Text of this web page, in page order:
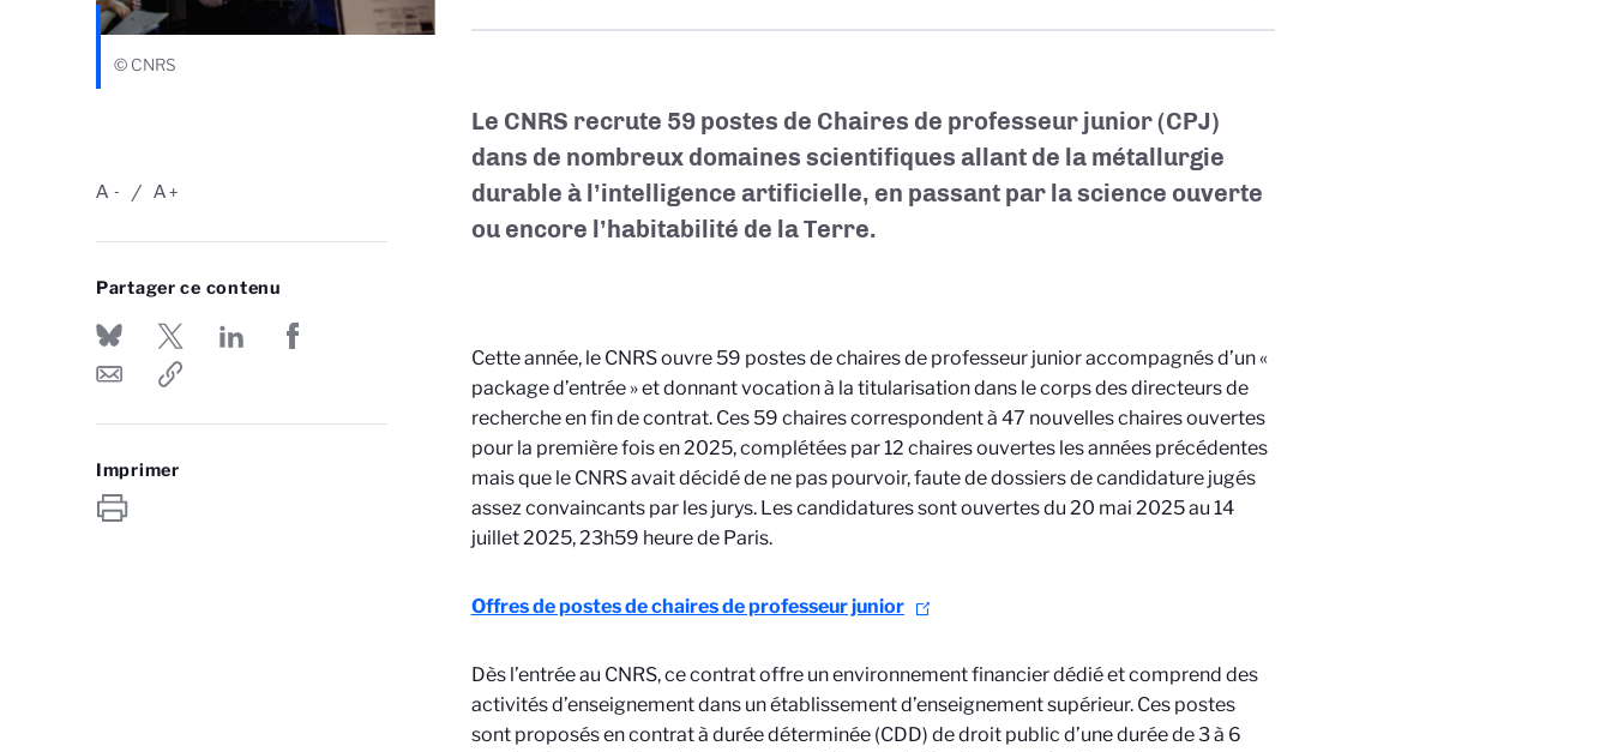
© CNRS
-
A +
A
Partager ce contenu
Imprimer
Le CNRS recrute 59 postes de Chaires de professeur junior (CPJ)
dans de nombreux domaines scientifiques allant de la métallurgie
durable à l’intelligence artificielle, en passant par la science ouverte
ou encore l’habitabilité de la Terre.
Cette année, le CNRS ouvre 59 postes de chaires de professeur junior accompagnés d’un «
package d’entrée » et donnant vocation à la titularisation dans le corps des directeurs de
recherche en fin de contrat. Ces 59 chaires correspondent à 47 nouvelles chaires ouvertes
pour la première fois en 2025, complétées par 12 chaires ouvertes les années précédentes
mais que le CNRS avait décidé de ne pas pourvoir, faute de dossiers de candidature jugés
assez convaincants par les jurys. Les candidatures sont ouvertes du 20 mai 2025 au 14
juillet 2025, 23h59 heure de Paris.
Offres de postes de chaires de professeur junior
Dès l’entrée au CNRS, ce contrat offre un environnement financier dédié et comprend des
activités d’enseignement dans un établissement d’enseignement supérieur. Ces postes
sont proposés en contrat à durée déterminée (CDD) de droit public d’une durée de 3 à 6